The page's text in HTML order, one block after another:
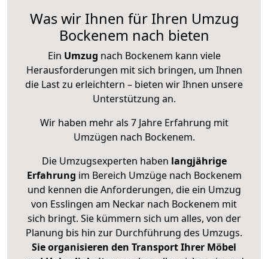
Was wir Ihnen für Ihren Umzug
Bockenem nach bieten
Ein Umzug nach Bockenem kann viele
Herausforderungen mit sich bringen, um Ihnen
die Last zu erleichtern – bieten wir Ihnen unsere
Unterstützung an.
Wir haben mehr als 7 Jahre Erfahrung mit
Umzügen nach Bockenem.
Die Umzugsexperten haben langjährige
Erfahrung im Bereich Umzüge nach Bockenem
und kennen die Anforderungen, die ein Umzug
von Esslingen am Neckar nach Bockenem mit
sich bringt. Sie kümmern sich um alles, von der
Planung bis hin zur Durchführung des Umzugs.
Sie organisieren den Transport Ihrer Möbel